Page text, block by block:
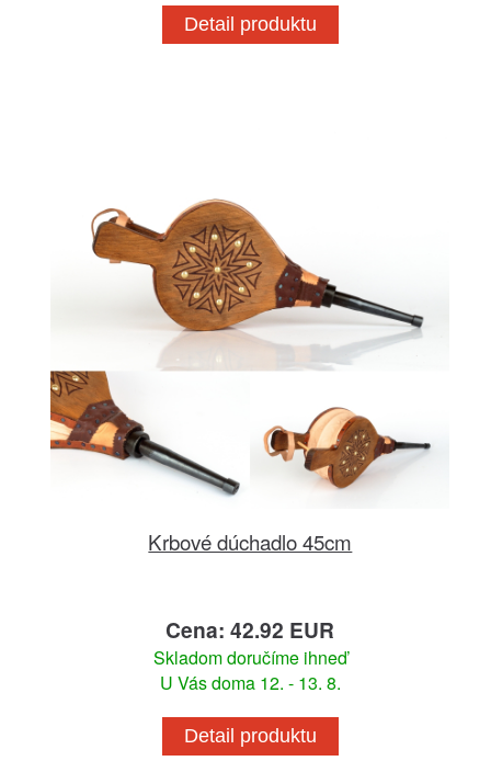
Detail produktu
Krbové dúchadlo 45cm
Cena: 42.92 EUR
Skladom doručíme ihneď
U Vás doma 12. - 13. 8.
Detail produktu